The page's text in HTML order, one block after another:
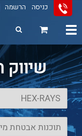
11
12
13
כניסה הרשמה
Toggle